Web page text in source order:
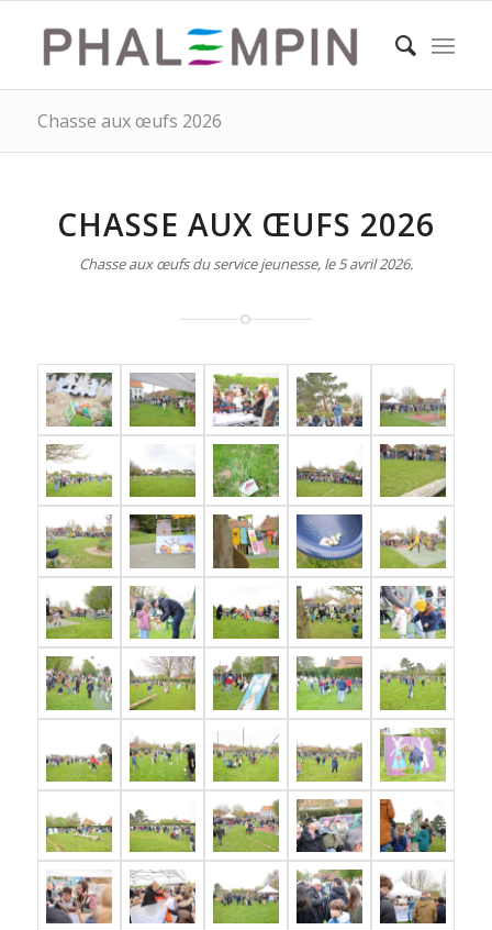
Chasse aux œufs 2026
CHASSE AUX ŒUFS 2026
Chasse aux œufs du service jeunesse, le 5 avril 2026.